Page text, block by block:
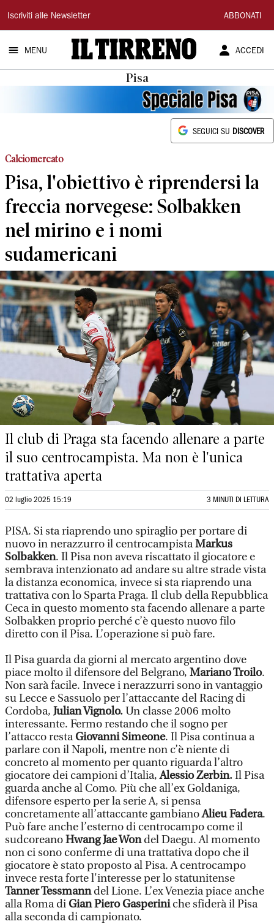
Il
Tirreno
Iscriviti alle Newsletter ABBONATI
MENU ACCEDI
Pisa
SEGUICI SU DISCOVER
Calciomercato
Pisa, l'obiettivo è riprendersi la
freccia norvegese: Solbakken
nel mirino e i nomi
sudamericani
Il club di Praga sta facendo allenare a parte
il suo centrocampista. Ma non è l'unica
trattativa aperta
02 luglio 2025 15:19 3 MINUTI DI LETTURA
PISA. Si sta riaprendo uno spiraglio per portare di
nuovo in nerazzurro il centrocampistaMarkus
Solbakken. Il Pisa non aveva riscattato il giocatore e
sembrava intenzionato ad andare su altre strade vista
la distanza economica, invece si sta riaprendo una
trattativa con lo Sparta Praga. Il club della Repubblica
Ceca in questo momento sta facendo allenare a parte
Solbakken proprio perché c’è questo nuovo filo
diretto con il Pisa. L’operazione si può fare.
Il Pisa guarda da giorni al mercato argentino dove
piace molto il difensore del Belgrano, Mariano Troilo.
Non sarà facile. Invece i nerazzurri sono in vantaggio
su Lecce e Sassuolo per l’attaccante del Racing di
Cordoba, Julian Vignolo.Un classe 2006 molto
interessante. Fermo restando che il sogno per
l’attacco restaGiovanni Simeone. Il Pisa continua a
parlare con il Napoli, mentre non c’è niente di
concreto al momento per quanto riguarda l’altro
giocatore dei campioni d’Italia,Alessio Zerbin.Il Pisa
guarda anche al Como. Più che all’ex Goldaniga,
difensore esperto per la serie A, si pensa
concretamente all’attaccante gambianoAlieu Fadera.
Può fare anche l’esterno di centrocampo come il
sudcoreanoHwang Jae Wondel Daegu. Al momento
non ci sono conferme di una trattativa dopo che il
giocatore è stato proposto al Pisa. A centrocampo
invece resta forte l'interesse per lo statunitense
Tanner Tessmanndel Lione. L’ex Venezia piace anche
alla Roma diGian Piero Gasperiniche sfiderà il Pisa
alla seconda di campionato.